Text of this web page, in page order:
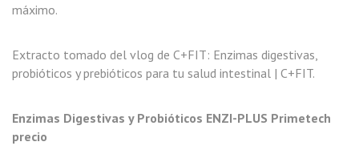
máximo.
Extracto tomado del vlog de C+FIT: Enzimas digestivas,
probióticos y prebióticos para tu salud intestinal | C+FIT.
Enzimas Digestivas y Probióticos ENZI-PLUS Primetech
precio